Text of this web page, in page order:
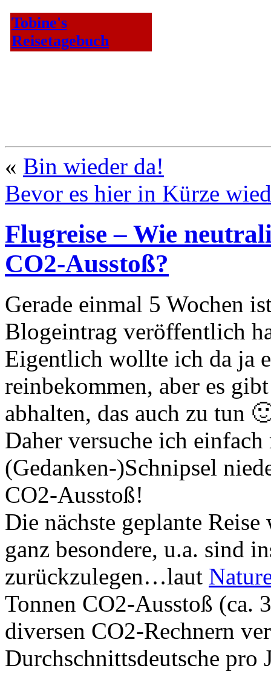
Tobine's
Reisetagebuch
« Bin wieder da!
Bevor es hier in Kürze
Flugreise – Wie
CO2-Ausstoß?
Gerade einmal 5 Wochen
Blogeintrag veröffentlich
Eigentlich wollte ich da ja
reinbekommen, aber es
abhalten, das auch zu tun
Daher versuche ich
(Gedanken-)Schnipsel
CO2-Ausstoß!
Die nächste geplante
ganz besondere, u.a. sind
zurückzulegen…laut
Tonnen CO2-Ausstoß (ca.
diversen CO2-Rechnern
Durchschnittsdeutsche pro